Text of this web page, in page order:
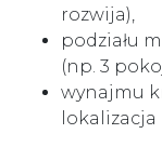
rozwija),
podziału
(np. 3
wynajmu